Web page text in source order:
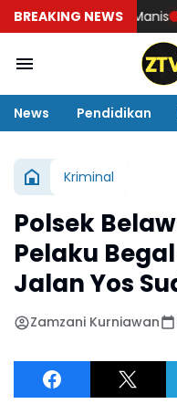
BREAKING NEWS
di Limau Manis Ryan
News Pendidikan
Kriminal
Polsek
Pelaku
Jalan Yos
Zamzani Kurniawan